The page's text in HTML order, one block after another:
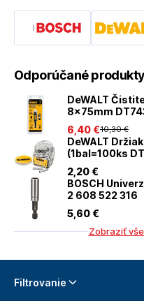
Odporúčané produkty
DeWALT
8x75mm
10,30 €
6 ,40 €
DeWALT
2 ,20 €
BOSCH
2 608 522 316
5 ,60 €
Zobraziť
Filtrovanie